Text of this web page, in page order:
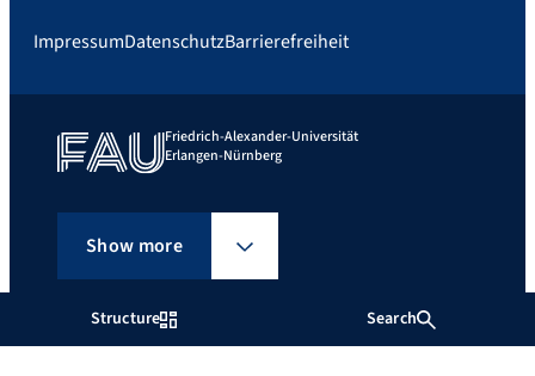
Structure Search
ImpressumDatenschutzBarrierefreiheit
Friedrich-Alexander-Universität
Erlangen-Nürnberg
Show more